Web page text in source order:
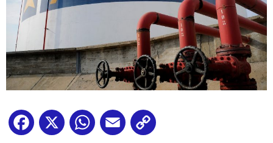
Facebook
X WhatsApp
Email